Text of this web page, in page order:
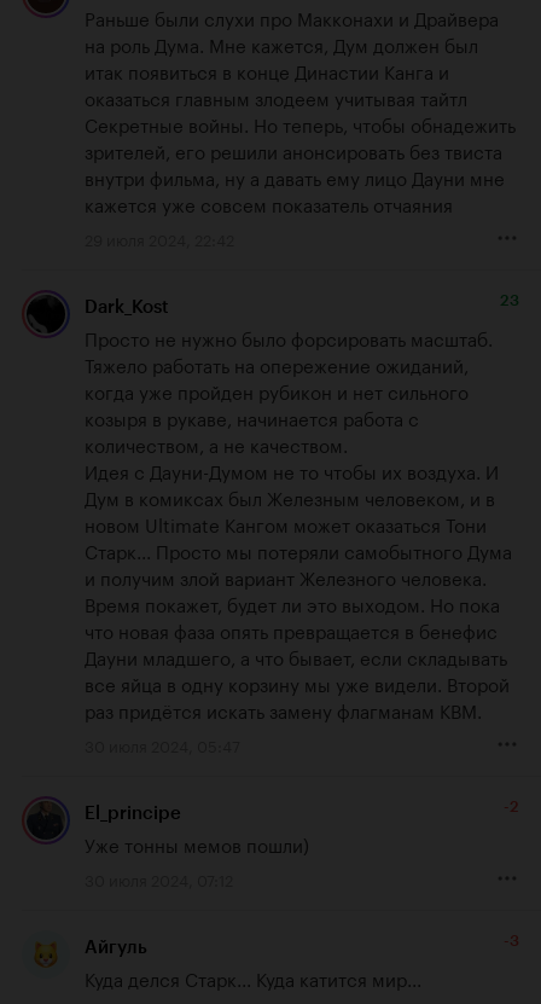
Раньше были слухи про Макконахи и Драйвера
на роль Дума. Мне кажется, Дум должен был
итак появиться в конце Династии Канга и
оказаться главным злодеем учитывая тайтл
Секретные войны. Но теперь, чтобы обнадежить
зрителей, его решили анонсировать без твиста
внутри фильма, ну а давать ему лицо Дауни мне
кажется уже совсем показатель отчаяния
Dark_Kost 23
Просто не нужно было форсировать масштаб.
Тяжело работать на опережение ожиданий,
когда уже пройден рубикон и нет сильного
козыря в рукаве, начинается работа с
количеством, а не качеством.
Идея с Дауни-Думом не то чтобы их воздуха. И
Дум в комиксах был Железным человеком, и в
новом Ultimate Кангом может оказаться Тони
Старк... Просто мы потеряли самобытного Дума
и получим злой вариант Железного человека.
Время покажет, будет ли это выходом. Но пока
что новая фаза опять превращается в бенефис
Дауни младшего, а что бывает, если складывать
все яйца в одну корзину мы уже видели. Второй
раз придётся искать замену флагманам КВМ.
El_principe -2
Уже тонны мемов пошли)
Айгуль -3
Куда делся Старк... Куда катится мир...